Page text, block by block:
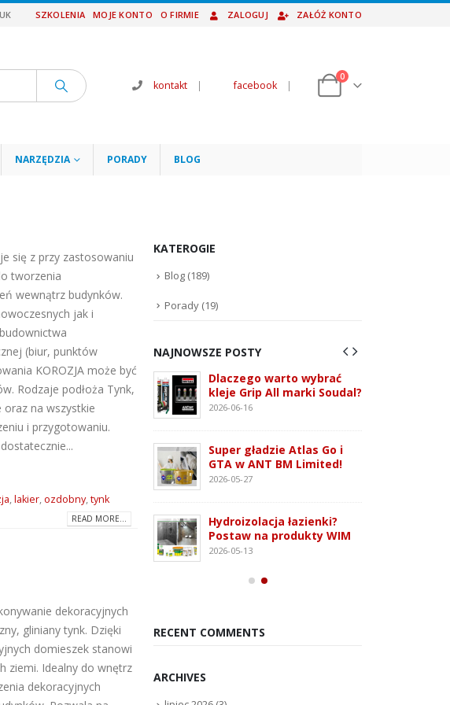
SZKOLENIA MOJE KONTO O FIRMIE ZALOGUJ ZAŁÓŻ KONTO
kontakt | facebook |
0
NARZĘDZIA PORADY BLOG
się z przy zastosowaniu
tworzenia
wewnątrz budynków.
jak i
(biur, punktów
KOROZJA może być
Rodzaje podłoża Tynk,
na wszystkie
i przygotowaniu.
,lakier,ozdobny,tynk
READ MORE...
dekoracyjnych
gliniany tynk. Dzięki
domieszek stanowi
ziemi. Idealny do wnętrz
dekoracyjnych
KATEROGIE
Blog (189)
Porady (19)
NAJNOWSZE POSTY
ATLAS M-SYSTEM 3G –
nowoczesny system
montażu płyt G-K i OSB
2026-07-31
Dlaczego warto wybrać
kleje Grip All marki Soudal?
2026-06-16
Super gładzie Atlas Go i
GTA w ANT BM Limited!
2026-05-27
Hydroizolacja łazienki?
Postaw na produkty WIM
2026-05-13
RECENT COMMENTS
ARCHIVES